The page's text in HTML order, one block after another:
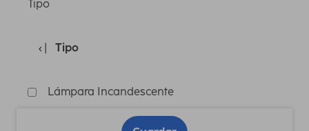
Tipo
Tipo
Lámpara Incandescente